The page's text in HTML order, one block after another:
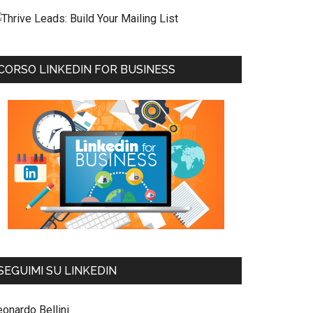
LINKEDIN FOR BUSINESS
SU LINKEDIN
Bellini